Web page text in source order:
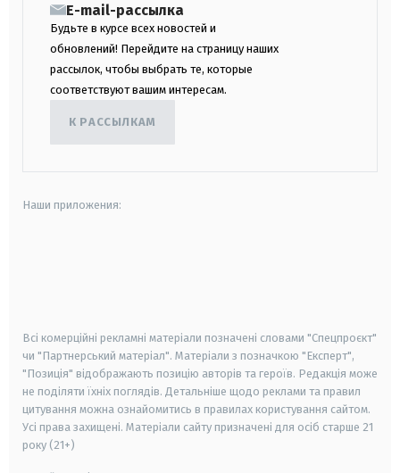
E-mail-рассылка
Будьте в курсе всех новостей и
обновлений! Перейдите на страницу наших
рассылок, чтобы выбрать те, которые
соответствуют вашим интересам.
К РАССЫЛКАМ
Наши приложения:
Всі комерційні рекламні матеріали позначені словами "Спецпроєкт"
чи "Партнерський матеріал". Матеріали з позначкою "Експерт",
"Позиція" відображають позицію авторів та героїв. Редакція може
не поділяти їхніх поглядів. Детальніше щодо реклами та правил
цитування можна ознайомитись в правилах користування сайтом.
Усі права захищені. Матеріали сайту призначені для осіб старше 21
року (21+)